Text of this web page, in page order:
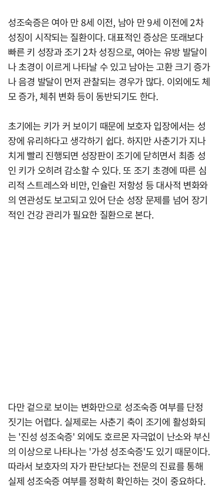
성조숙증은 여아 만 8세 이전, 남아 만 9세 이전에 2차
성징이 시작되는 질환이다. 대표적인 증상은 또래보다
빠른 키 성장과 조기 2차 성징으로, 여아는 유방 발달이
나 초경이 이르게 나타날 수 있고 남아는 고환 크기 증가
나 음경 발달이 먼저 관찰되는 경우가 많다. 이외에도 체
모 증가, 체취 변화 등이 동반되기도 한다.
초기에는 키가 커 보이기 때문에 보호자 입장에서는 성
장에 유리하다고 생각하기 쉽다. 하지만 사춘기가 지나
치게 빨리 진행되면 성장판이 조기에 닫히면서 최종 성
인 키가 오히려 감소할 수 있다. 또 조기 초경에 따른 심
리적 스트레스와 비만, 인슐린 저항성 등 대사적 변화와
의 연관성도 보고되고 있어 단순 성장 문제를 넘어 장기
적인 건강 관리가 필요한 질환으로 본다.
다만 겉으로 보이는 변화만으로 성조숙증 여부를 단정
짓기는 어렵다. 실제로는 사춘기 축이 조기에 활성화되
는 '진성 성조숙증' 외에도 호르몬 자극없이 난소와 부신
의 이상으로 나타나는 '가성 성조숙증'도 있기 때문이다.
따라서 보호자의 자가 판단보다는 전문의 진료를 통해
실제 성조숙증 여부를 정확히 확인하는 것이 중요하다.